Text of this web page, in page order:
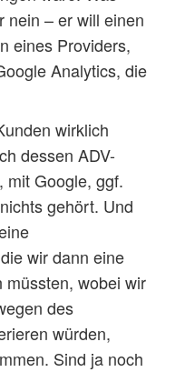
nein – er will einen
eines Providers,
Analytics, die
wirklich
dessen ADV-
mit Google, ggf.
gehört. Und
wir dann eine
müssten, wobei wir
des
würden,
Sind ja noch